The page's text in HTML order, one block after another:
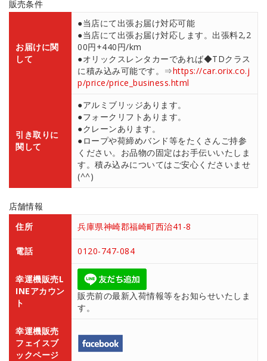
販売条件
お届けに関
して
●当店にて出張お届け対応可能
●当店にて出張お届け対応します。出張料2,2
00円+440円/km
●オリックスレンタカーであれば◆TDクラス
に積み込み可能です。⇒https://car.orix.co.j
p/price/price_business.html
引き取りに
関して
●アルミブリッジあります。
●フォークリフトあります。
●クレーンあります。
●ロープや荷締めバンド等をたくさんご持参
ください。お品物の固定はお手伝いいたしま
す。積み込みについてはご安心くださいませ
(^^)
店舗情報
住所
兵庫県神崎郡福崎町西治41-8
電話 0120-747-084
幸運機販売L
INEアカウン
ト
販売前の最新入荷情報等をお知らせいたしま
す。
幸運機販売
フェイスブ
ックページ